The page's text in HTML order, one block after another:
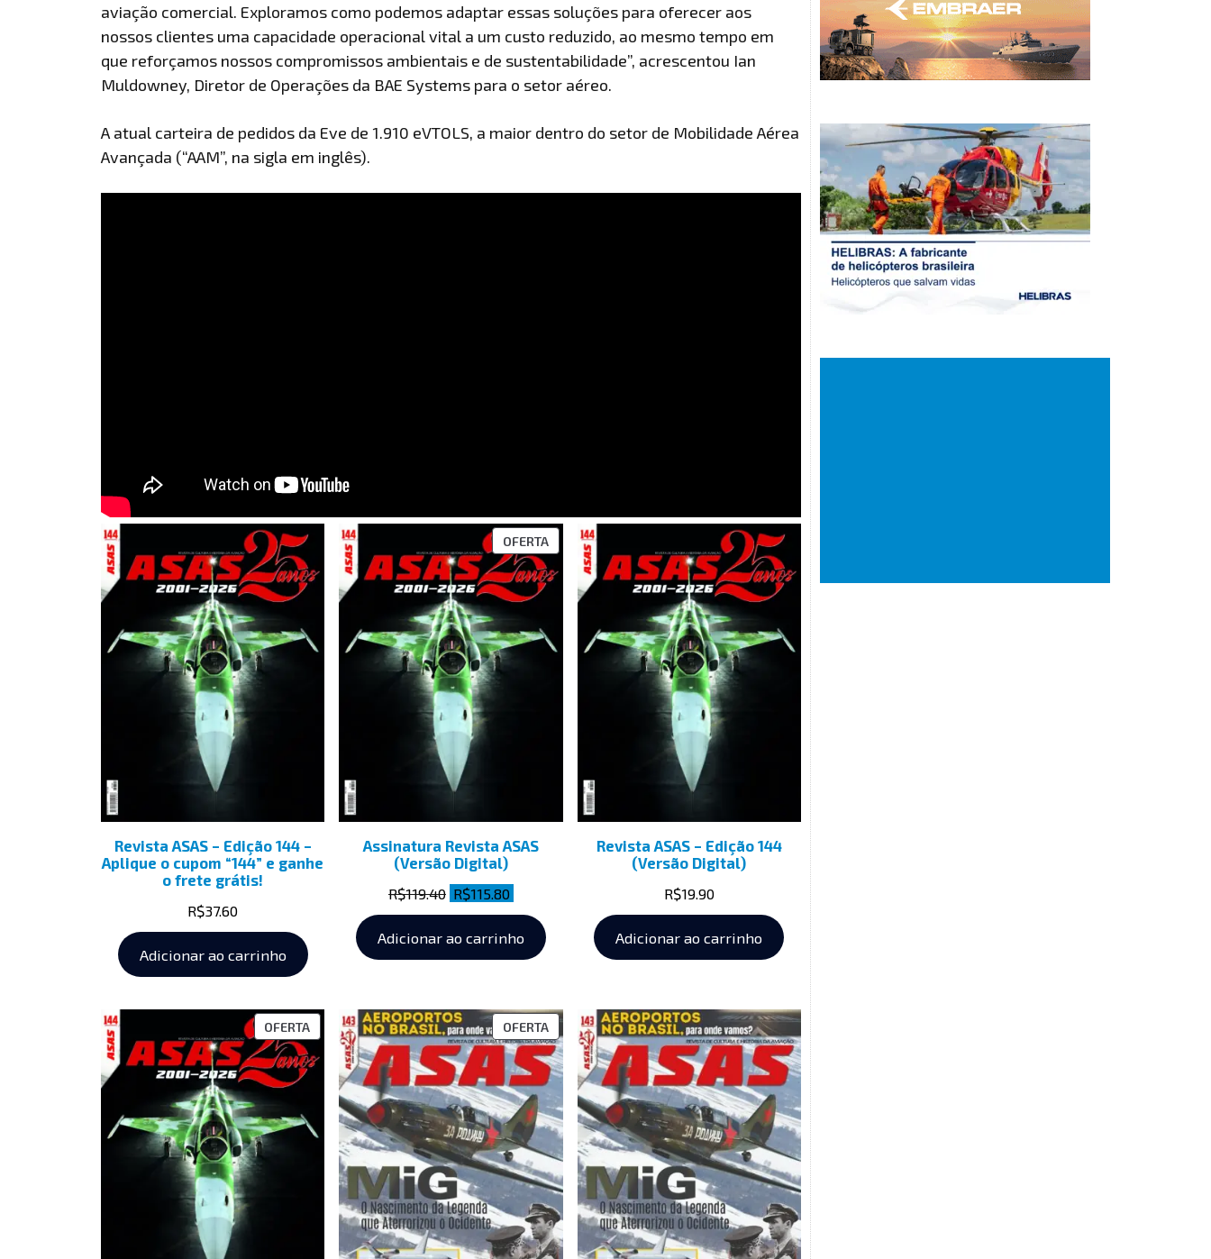
aviação comercial. Exploramos como podemos adaptar essas soluções para oferecer aos
nossos clientes uma capacidade operacional vital a um custo reduzido, ao mesmo tempo em
que reforçamos nossos compromissos ambientais e de sustentabilidade”, acrescentou Ian
Muldowney, Diretor de Operações da BAE Systems para o setor aéreo.
A atual carteira de pedidos da Eve de 1.910 eVTOLS, a maior dentro do setor de Mobilidade Aérea
Avançada (“AAM”, na sigla em inglês).
Revista ASAS – Edição 144 –
Aplique o cupom “144” e ganhe
o frete grátis!
R$37.60
Adicionar ao carrinho
OFERTA
Assinatura Revista ASAS
(Versão Digital)
R$119.40 R$115.80
Adicionar ao carrinho
Revista ASAS – Edição 144
(Versão Digital)
R$19.90
Adicionar ao carrinho
OFERTA OFERTA